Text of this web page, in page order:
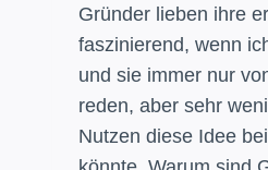
Gründer lieben ihre
faszinierend, wenn
und sie immer nur
reden, aber sehr
Nutzen diese Idee